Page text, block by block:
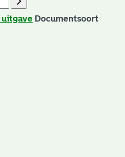
uitgave Documentsoort